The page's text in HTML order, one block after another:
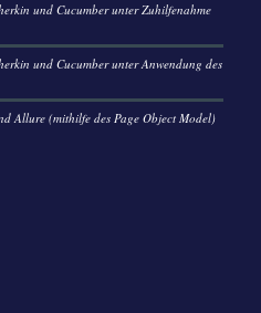
und Cucumber unter Zuhilfenahme
und Cucumber unter Anwendung des
Allure (mithilfe des Page Object Model)